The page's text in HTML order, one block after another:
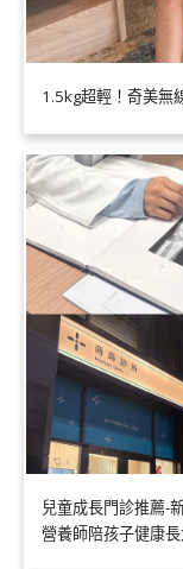
1.5kg超輕！奇美無
兒童成長門診推薦-
營養師陪孩子健康